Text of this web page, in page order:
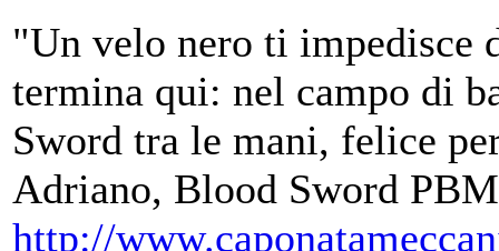
"Un velo nero ti impedisce
termina qui: nel campo di
Sword tra le mani, felice
Adriano, Blood Sword PBM
http://